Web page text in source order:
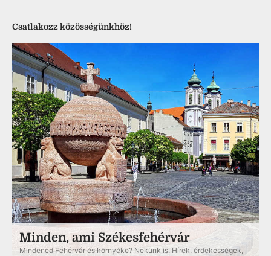
Csatlakozz közösségünkhöz!
Minden, ami Székesfehérvár
Mindened Fehérvár és környéke? Nekünk is. Hírek, érdekességek,